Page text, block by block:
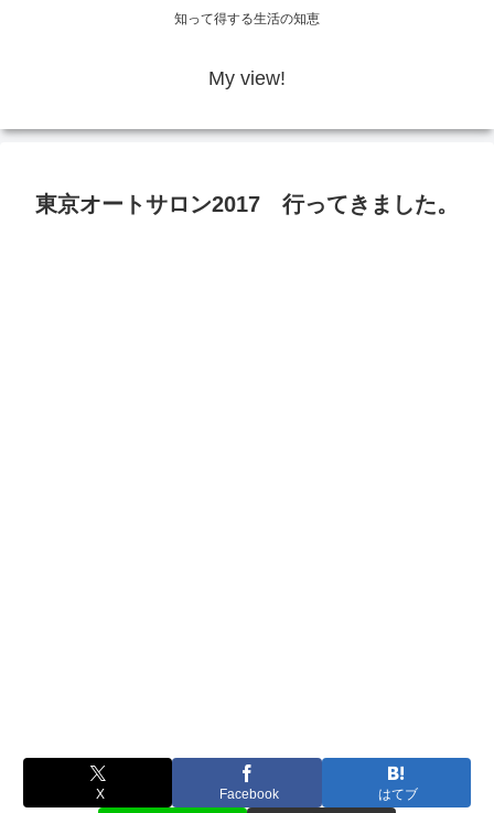
知って得する生活の知恵
My view!
東京オートサロン2017 行ってきました。
X Facebook はてブ